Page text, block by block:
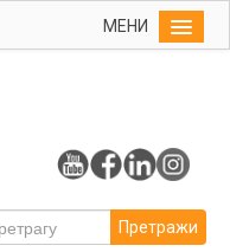
МЕНИ
Претражи